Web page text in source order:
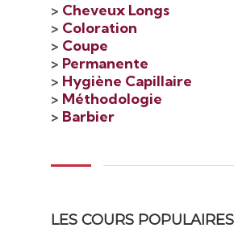
> Cheveux Longs
> Coloration
> Coupe
> Permanente
> Hygiène Capillaire
> Méthodologie
> Barbier
LES COURS POPULAIRES